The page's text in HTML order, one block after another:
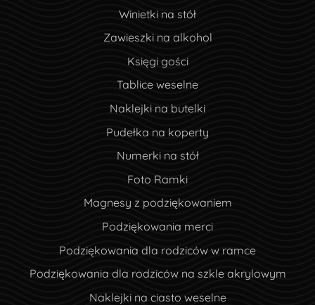
Winietki na stół
Zawieszki na alkohol
Księgi gości
Tablice weselne
Naklejki na butelki
Pudełka na koperty
Numerki na stół
Foto Ramki
Magnesy z podziękowaniem
Podziękowania merci
Podziękowania dla rodziców w ramce
Podziękowania dla rodziców na szkle akrylowym
Naklejki na ciasto weselne